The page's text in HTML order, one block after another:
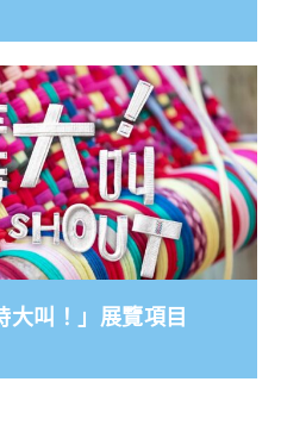
叫！」展覽項目